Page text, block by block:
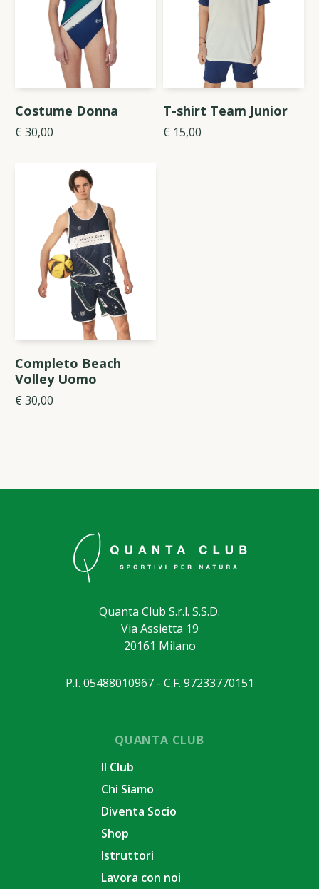
Costume Donna
€ 30,00
T-shirt Team Junior
€ 15,00
Completo Beach
Volley Uomo
€ 30,00
Quanta Club S.r.l. S.S.D.
Via Assietta 19
20161 Milano
P.I. 05488010967 - C.F. 97233770151
QUANTA CLUB
Il Club
Chi Siamo
Diventa Socio
Shop
Istruttori
Lavora con noi